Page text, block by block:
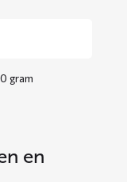
gram
en